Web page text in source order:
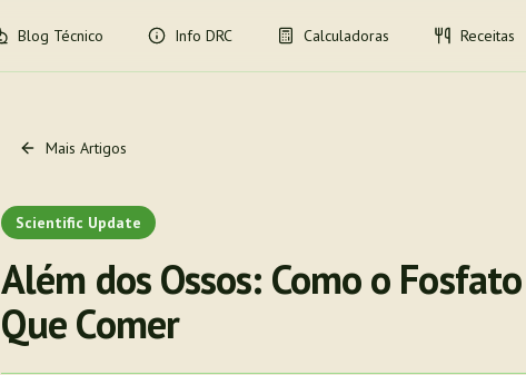
Blog Técnico Info DRC Calculadoras Receitas
Mais Artigos
Scientific Update
Além dos Ossos: Como o
Que Comer